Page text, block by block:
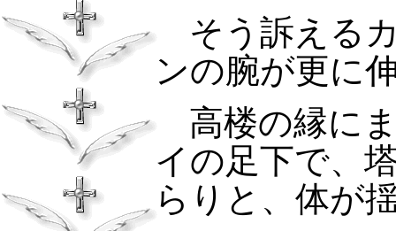
そう訴える
ンの腕が更に
高楼の縁に
イの足下で、
らりと、体が